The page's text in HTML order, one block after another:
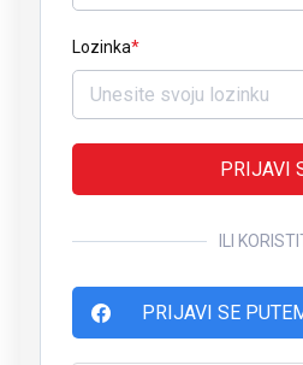
Lozinka
PRIJAVI
ILI
PRIJAVI SE